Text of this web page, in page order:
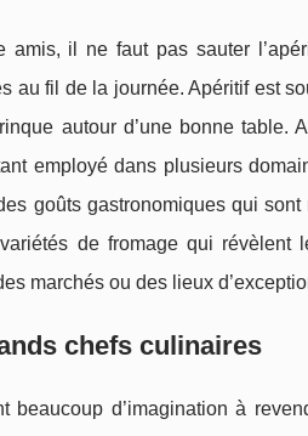
il ne faut pas sauter
au fil de la journée. Apéritif est
autour d’une bonne table.
employé dans plusieurs
goûts gastronomiques qui
de fromage qui révèlent
marchés ou des lieux
chefs culinaires
beaucoup d’imagination à